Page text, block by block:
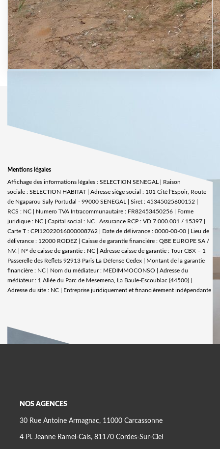
Mentions légales
Affichage des informations légales : SELECTION SENEGAL | Raison
sociale : SELECTION HABITAT | Adresse siège social : 101 Cité l'Espoir, Route
de Ngaparou Saly Portudal - 99000 SENEGAL | Siret : 45345025600152 |
RCS : NC | Numero TVA Intracommunautaire : FR82453450256 | Forme
juridique : NC | Capital social : NC | Assurance RCP : VD 7.000.001 / 15397 |
Carte T : CPI12022016000008762 | Date de délivrance : 0000-00-00 | Lieu de
délivrance : 12000 RODEZ | Caisse de garantie financière : QBE EUROPE SA /
NV. | N° de caisse de garantie : NC | Adresse caisse de garantie : Tour CBX – 1
Passerelle des Reflets 92913 Paris La Défense Cedex | Montant de la garantie
financière : NC | Nom du médiateur : MEDIMMOCONSO | Adresse du
médiateur : 1 Allée du Parc de Mesemena, La Baule-Escoublac (44500) |
Adresse du site : NC | Entreprise juridiquement et financièrement indépendante
NOS AGENCES
30 Rue Antoine Armagnac, 11000 Carcassonne
4 Pl. Jeanne Ramel-Cals, 81170 Cordes-Sur-Ciel